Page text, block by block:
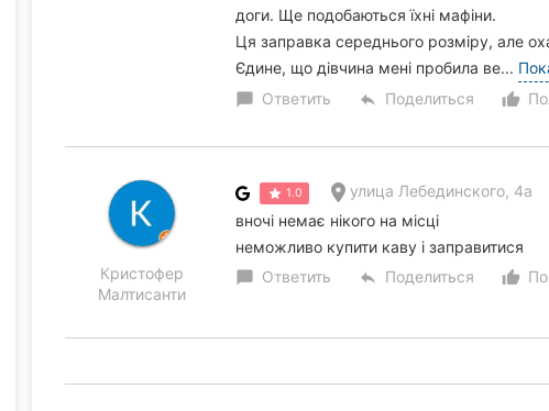
доги. Ще подобаються їхні мафіни.
Ця заправка середнього розміру, але
Єдине, що дівчина мені пробила ве...
chat_bubble Ответить reply Поделиться
Кристофер
Малтисанти
1.0 улица Лебединского, 4а
вночі немає нікого на місці
неможливо купити каву і заправитися
chat_bubble Ответить reply Поделиться